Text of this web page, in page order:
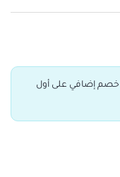
إضافي على أول